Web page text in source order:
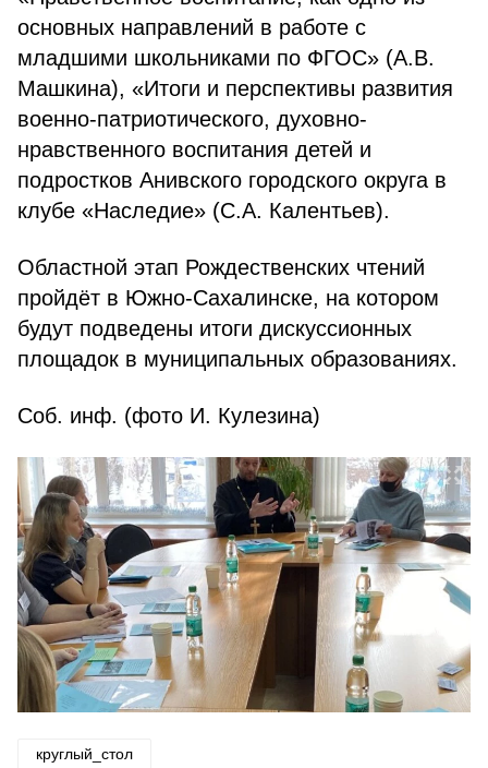
основных направлений в работе с
младшими школьниками по ФГОС» (А.В.
Машкина), «Итоги и перспективы развития
военно-патриотического, духовно-
нравственного воспитания детей и
подростков Анивского городского округа в
клубе «Наследие» (С.А. Калентьев).
Областной этап Рождественских чтений
пройдёт в Южно-Сахалинске, на котором
будут подведены итоги дискуссионных
площадок в муниципальных образованиях.
Соб. инф. (фото И. Кулезина)
круглый_стол